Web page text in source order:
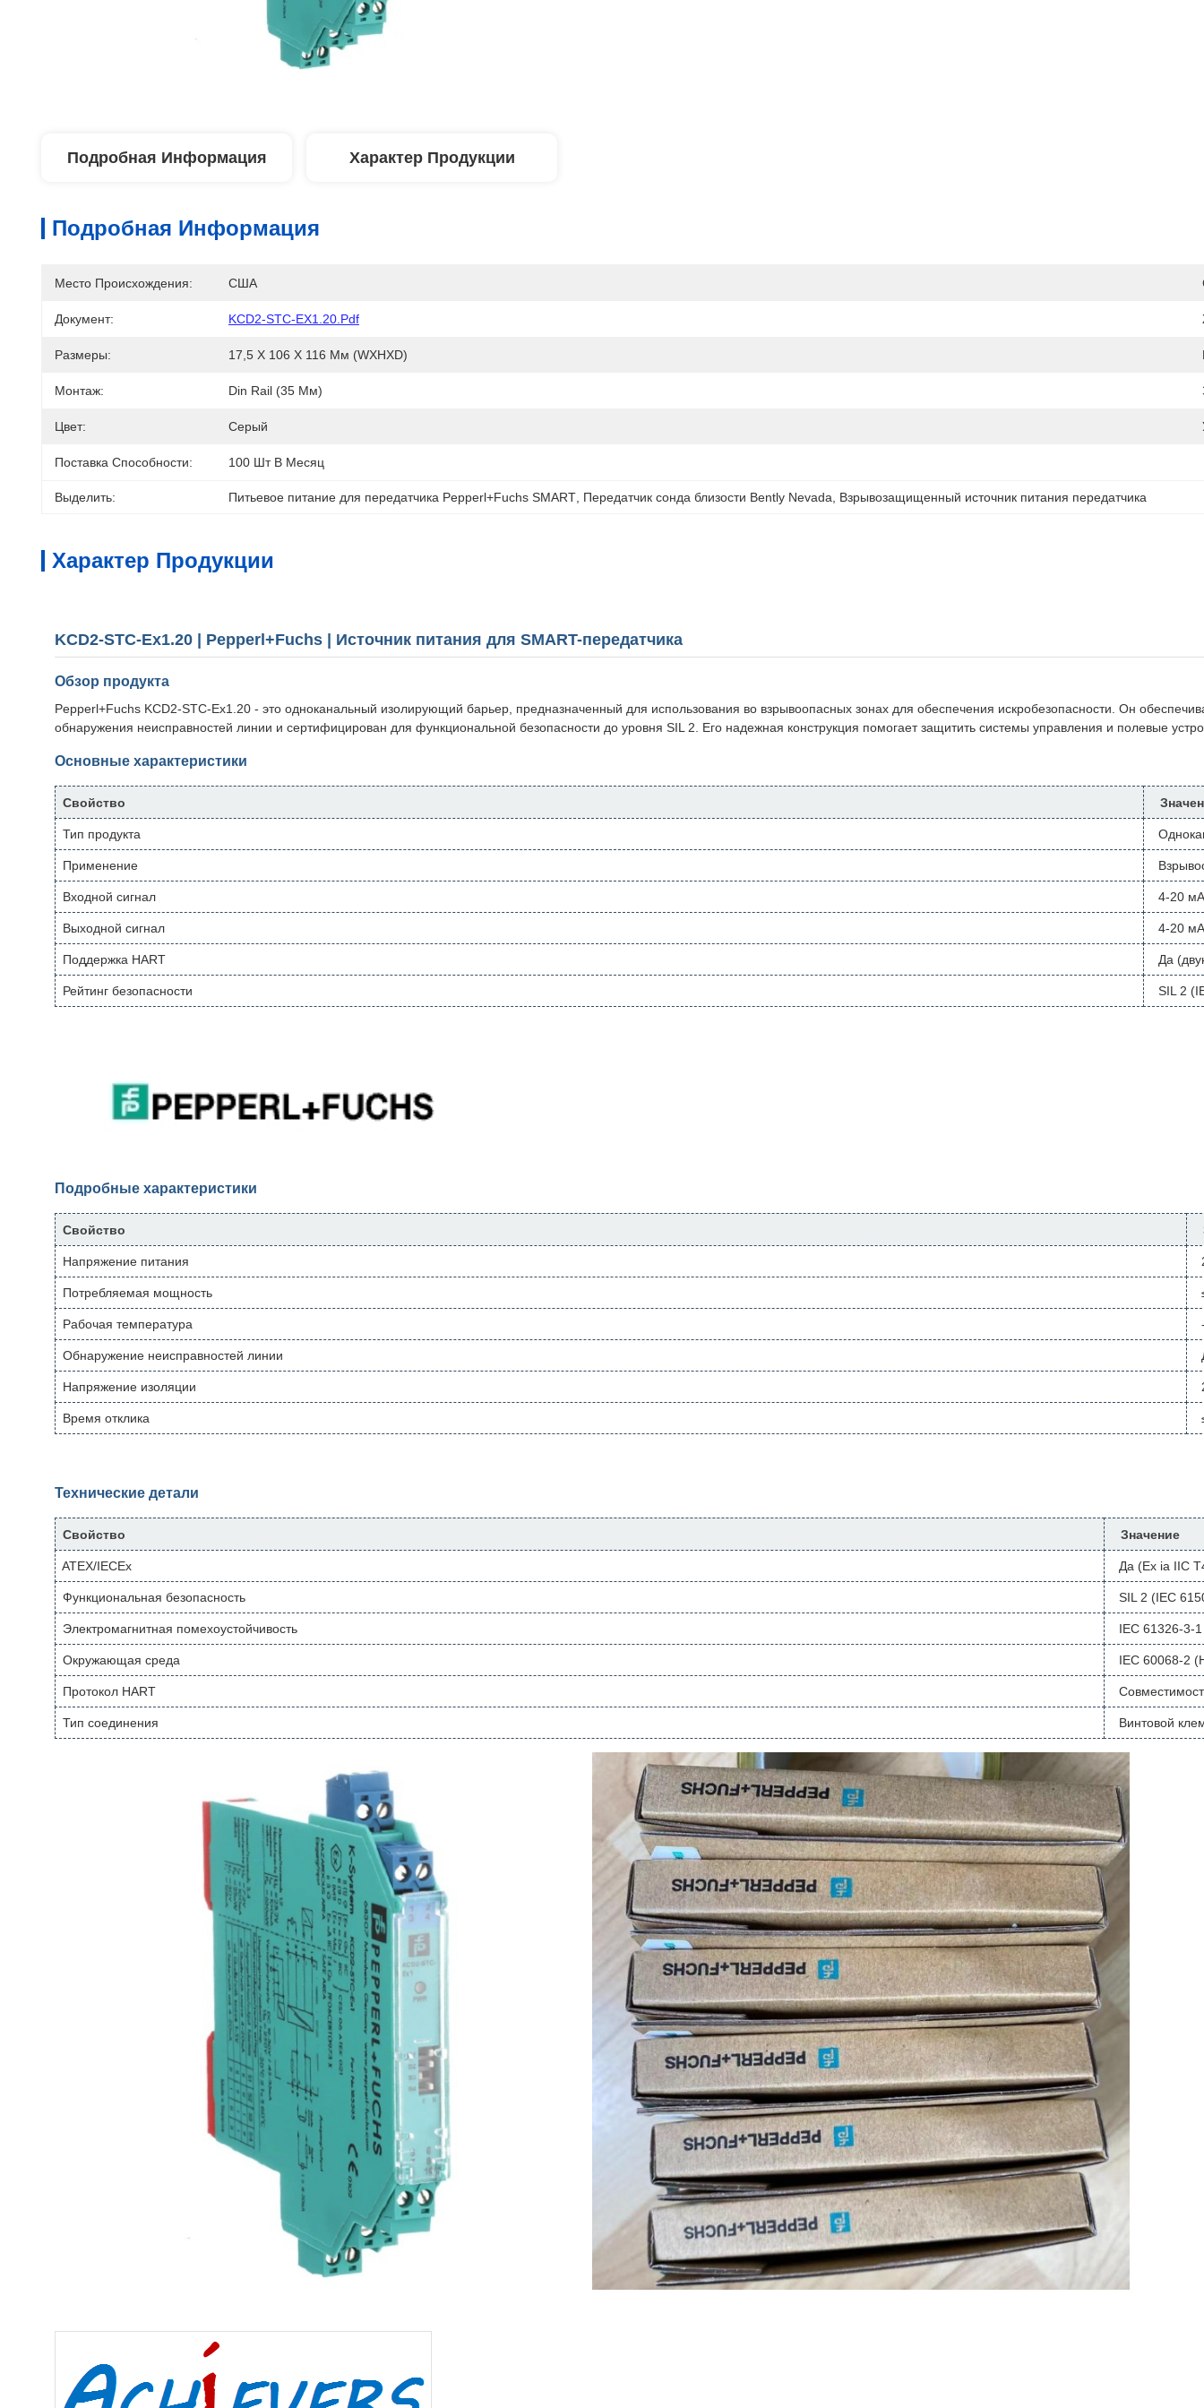
Подробная Информация Характер Продукции
Подробная Информация
Место Происхождения: США
Документ: KCD2-STC-EX1.20.pdf
Размеры: 17,5 X 106 X 116 Мм (WXHXD)
Монтаж: Din Rail (35 Мм)
Цвет: Серый
Поставка Способности: 100 Шт В Месяц
Выделить: Питьевое питание для передатчика Pepperl+Fuchs SMART Передатчик сонда близости Bently Nevada Взрывозащищенный источник питания передатчика
Характер Продукции
KCD2-STC-Ex1.20 | Pepperl+Fuchs | Источник питания для SMART-передатчика
Обзор продукта
Pepperl+Fuchs KCD2-STC-Ex1.20 - это одноканальный изолирующий барьер, предназначенный для использования во взрывоопасных зонах для обеспечения искробезопасности. Он
обнаружения неисправностей линии и сертифицирован для функциональной безопасности до уровня SIL 2. Его надежная конструкция помогает защитить системы управления и полевые
Основные характеристики
Свойство
Тип продукта
Применение
Входной сигнал 4-20
Выходной сигнал 4-20
Поддержка HART Да
Рейтинг безопасности SIL 2
Подробные характеристики
Свойство
Напряжение питания
Потребляемая мощность
Рабочая температура
Обнаружение неисправностей линии
Напряжение изоляции
Время отклика
Технические детали
Свойство Значение
ATEX/IECEx Да (Ex ia IIC
Функциональная безопасность SIL 2 (IEC
Электромагнитная помехоустойчивость IEC 61326-3-1
Окружающая среда IEC 60068-2
Протокол HART
Тип соединения Винтовой